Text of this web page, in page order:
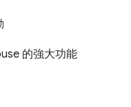
的強大功能